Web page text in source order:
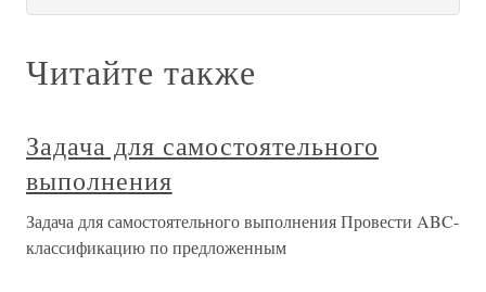
Читайте также
Задача для самостоятельного
выполнения
Задача для самостоятельного выполнения Провести ABC-
классификацию по предложенным